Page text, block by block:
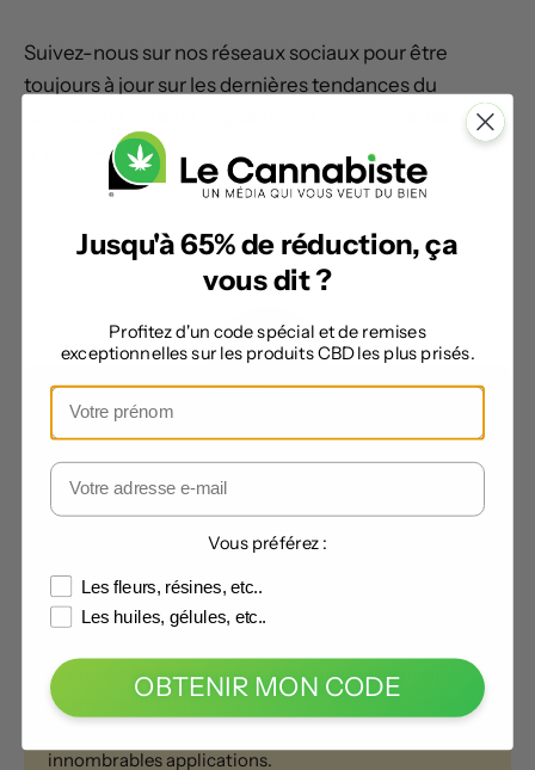
Suivez-nous sur nos réseaux sociaux pour être
toujours à jour sur les dernières tendances du
grandissante.
Leo
de plusieurs autres sites informatifs dédiés à cette
plante fascinante. Mon engagement va bien au-delà
de la simple passion ; il repose sur la conviction que
approche éclairée du cannabis. Je suis déterminé à
œuvrer pour une perception du cannabis qui reflète
innombrables applications.
Jusqu'à 65% de réduction, ça
vous dit ?
Profitez d'un code spécial et de remises
exceptionnelles sur les produits CBD les plus prisés.
Vous préférez :
Les fleurs, résines, etc..
Les huiles, gélules, etc..
OBTENIR MON CODE